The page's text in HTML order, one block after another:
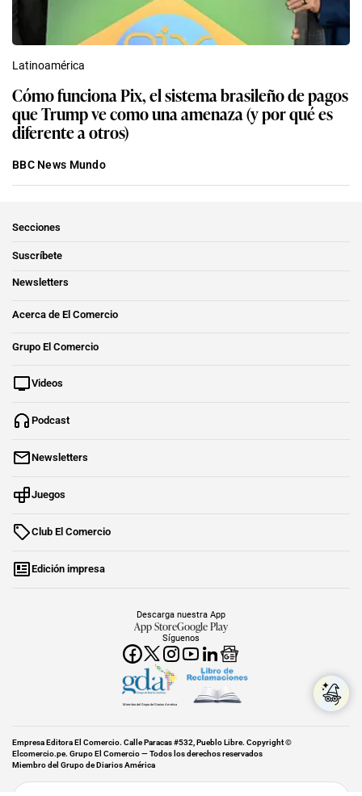
Latinoamérica
Cómo funciona Pix, el sistema brasileño de pagos
que Trump ve como una amenaza (y por qué es
diferente a otros)
BBC News Mundo
Secciones
Suscríbete
Newsletters
Acerca de El Comercio
Grupo El Comercio
Videos
Podcast
Newsletters
Juegos
Club El Comercio
Edición impresa
Síguenos
Descarga nuestra App
App StoreGoogle Play
Miembro del Grupo de Diarios América
Empresa Editora El Comercio. Calle Paracas #532, Pueblo Libre. Copyright ©
Elcomercio.pe. Grupo El Comercio — Todos los derechos reservados
Miembro del Grupo de Diarios América